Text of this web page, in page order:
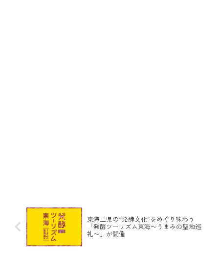
東海三県の“発酵文化”をめぐり味わう
「発酵ツーリズム東海〜うまみの聖地巡
礼〜」が開催